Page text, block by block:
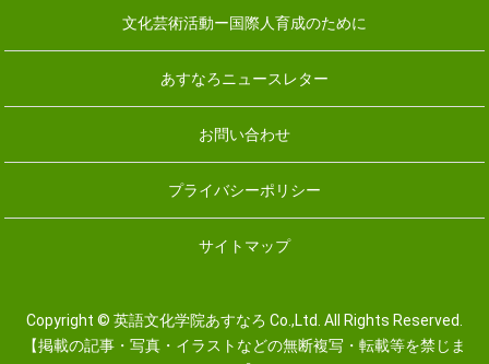
文化芸術活動ー国際人育成のために
あすなろニュースレター
お問い合わせ
プライバシーポリシー
サイトマップ
Copyright © 英語文化学院あすなろ Co.,Ltd. All Rights Reserved.
【掲載の記事・写真・イラストなどの無断複写・転載等を禁じま